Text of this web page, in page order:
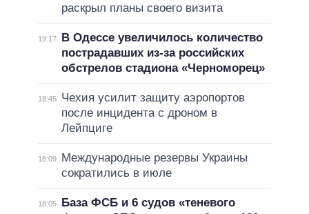
раскрыл планы своего визита
19:17
В Одессе увеличилось количество
пострадавших из-за российских
обстрелов стадиона «Черноморец»
18:45
Чехия усилит защиту аэропортов
после инцидента с дроном в
Лейпциге
18:09
Международные резервы Украины
сократились в июле
18:05
База ФСБ и 6 судов «теневого